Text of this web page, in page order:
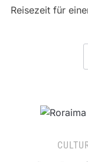
Reisezeit für